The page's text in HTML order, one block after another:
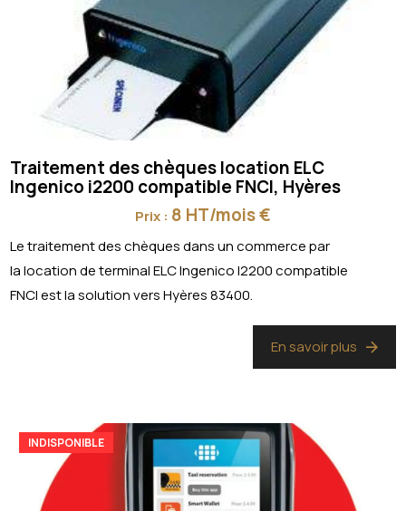
Traitement des chèques location ELC
Ingenico i2200 compatible FNCI, Hyères
Prix : 8 HT/mois €
Le traitement des chèques dans un commerce par
la location de terminal ELC Ingenico I2200 compatible
FNCI est la solution vers Hyères 83400.
En savoir plus
INDISPONIBLE